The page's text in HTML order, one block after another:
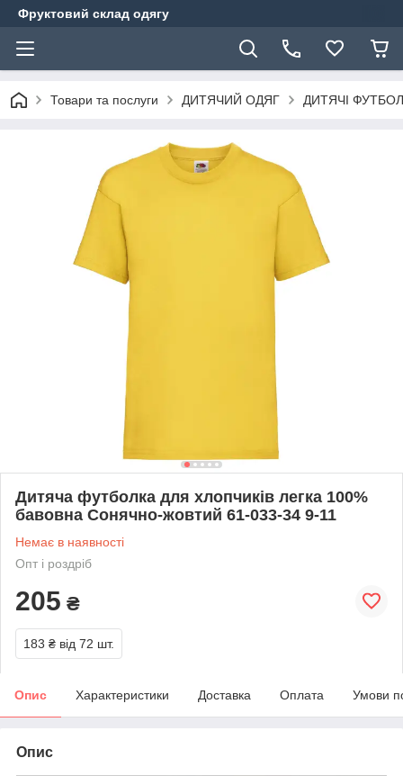
Фруктовий склад одягу
Товари та послуги ДИТЯЧИЙ ОДЯГ ДИТЯЧІ
Дитяча футболка для хлопчиків легка 100%
бавовна Сонячно-жовтий 61-033-34 9-11
Немає в наявності
Опт і роздріб
205 ₴
183 ₴ від 72 шт.
Опис Характеристики Доставка Оплата Умови
Опис